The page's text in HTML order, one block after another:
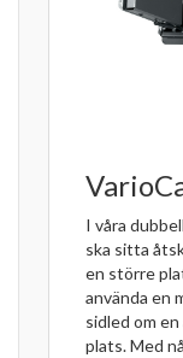
I våra
ska sitta
en större
använda en
sidled om
plats. Med